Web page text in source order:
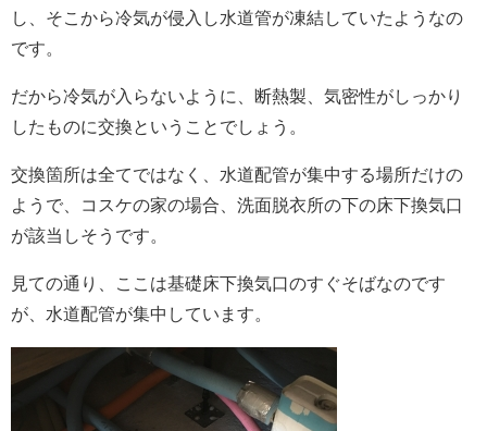
し、そこから冷気が侵入し水道管が凍結していたようなの
です。
だから冷気が入らないように、断熱製、気密性がしっかり
したものに交換ということでしょう。
交換箇所は全てではなく、水道配管が集中する場所だけの
ようで、コスケの家の場合、洗面脱衣所の下の床下換気口
が該当しそうです。
見ての通り、ここは基礎床下換気口のすぐそばなのです
が、水道配管が集中しています。